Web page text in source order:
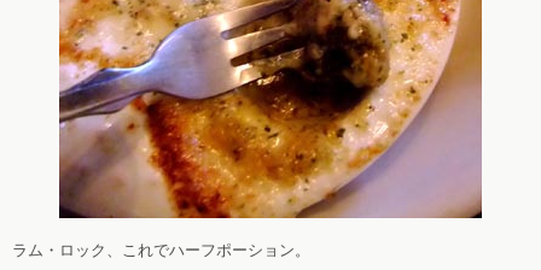
ラム・ロック、これでハーフポーション。